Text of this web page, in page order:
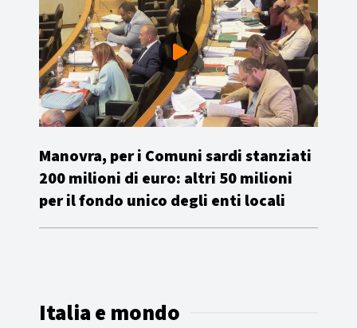
Manovra, per i Comuni sardi stanziati
200 milioni di euro: altri 50 milioni
per il fondo unico degli enti locali
Italia e mondo